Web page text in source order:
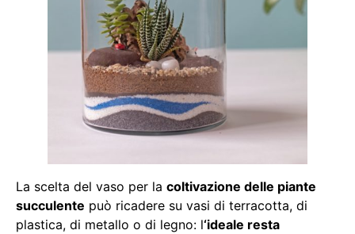
La scelta del vaso per la coltivazione delle piante
succulente può ricadere su vasi di terracotta, di
plastica, di metallo o di legno: l‘ideale resta